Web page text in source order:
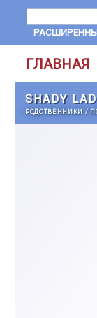
ГЛАВНАЯ
SHADY
РОДСТВЕННИКИ /